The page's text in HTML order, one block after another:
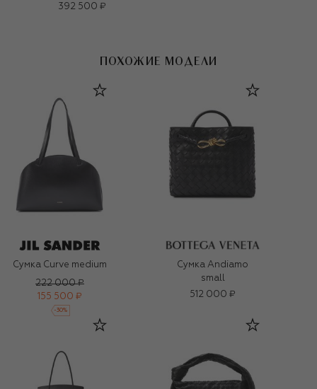
392 500 ₽
ПОХОЖИЕ МОДЕЛИ
Сумка Curve medium
222 000 ₽
155 500 ₽
-30%
Сумка Andiamo
small
512 000 ₽